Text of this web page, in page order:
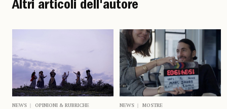
Altri articoli dell'autore
NEWS OPINIONI & RUBRICHE NEWS MOSTRE